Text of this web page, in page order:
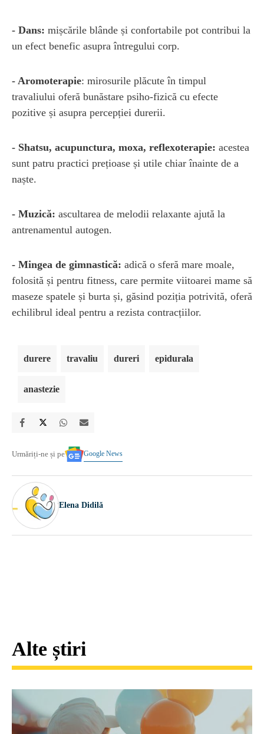
- Dans: mișcările blânde și confortabile pot contribui la
un efect benefic asupra întregului corp.
- Aromoterapie: mirosurile plăcute în timpul
travaliului oferă bunăstare psiho-fizică cu efecte
pozitive și asupra percepției durerii.
- Shatsu, acupunctura, moxa, reflexoterapie: acestea
sunt patru practici prețioase și utile chiar înainte de a
naște.
- Muzică: ascultarea de melodii relaxante ajută la
antrenamentul autogen.
- Mingea de gimnastică: adică o sferă mare moale,
folosită și pentru fitness, care permite viitoarei mame să
maseze spatele și burta și, găsind poziția potrivită, oferă
echilibrul ideal pentru a rezista contracțiilor.
durere travaliu dureri epidurala
anastezie
Urmăriți-ne și pe Google News
Elena Didilă
Alte știri